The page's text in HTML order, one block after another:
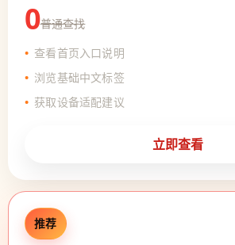
0普通查找
查看首页入口说明
浏览基础中文标签
获取设备适配建议
立即查看
推荐